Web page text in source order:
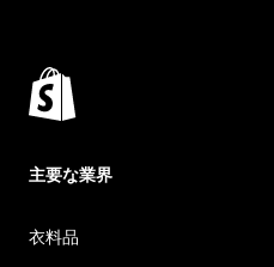
主要な業界
衣料品